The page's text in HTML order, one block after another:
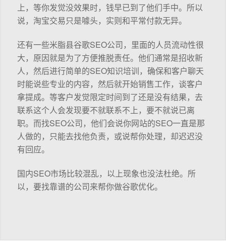
上，等你发觉没效果时，钱早已到了他们手中。所以
说，淘宝交易只是噱头，实则和平常付款无异。
还有一些米脂县谷歌SEO公司，里面的人员流动性很
大，原因就是为了方便推脱责任。他们通常是招收新
人，然后进行简单的SEO知识培训，确保和客户聊天
时能说些专业的内容，然后就开始销售工作，谈客户
拿提成。等客户发觉限定时间到了还是没有结果，去
联系这个人会发现要不就联系不上，要不就说已离
职。而找SEO公司，他们会说你网站的SEO一直是那
人做的，只能去找他负责，或说帮你处理，却迟迟没
有回应。
国内SEO市场比较混乱，以上现象也没法杜绝。所
以，要找靠谱的公司来帮你做谷歌优化。